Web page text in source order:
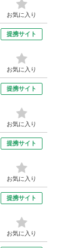
お気に入り
提携サイト
お気に入り
提携サイト
お気に入り
提携サイト
お気に入り
提携サイト
お気に入り